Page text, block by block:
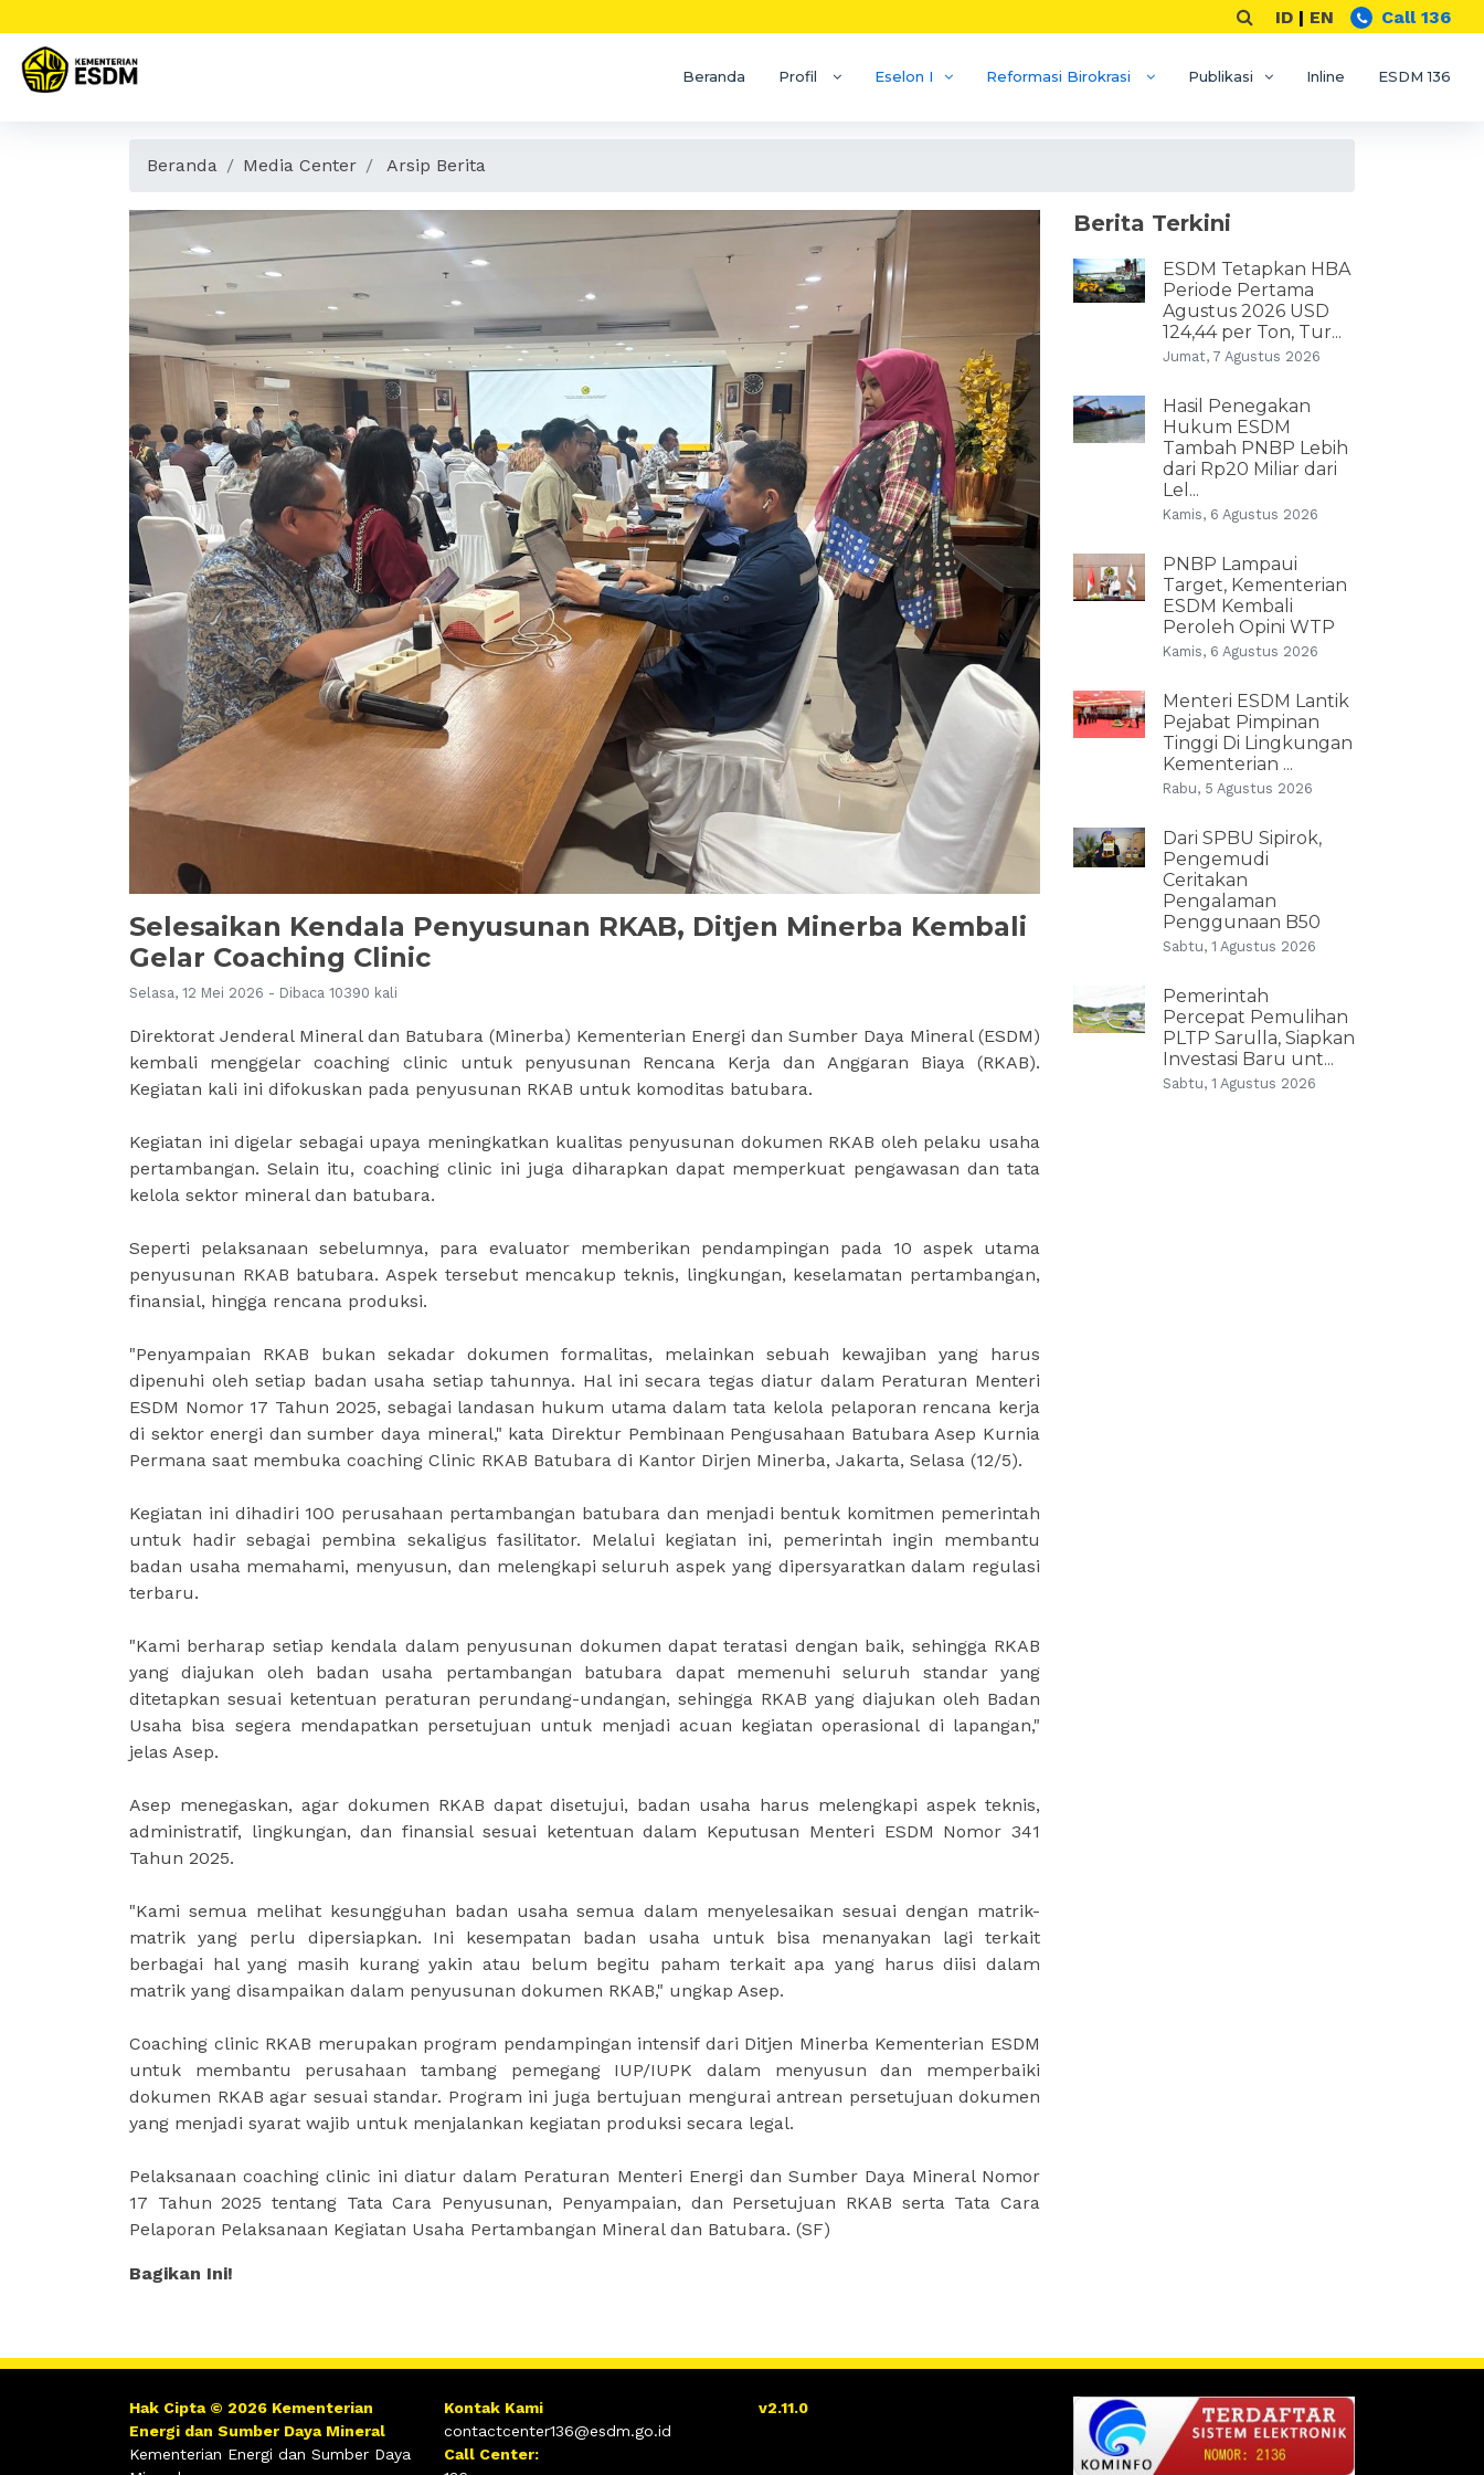
ID | EN Call 136
Beranda Profil Eselon I Reformasi Birokrasi Publikasi Inline ESDM 136
Beranda Media Center Arsip Berita
Selesaikan Kendala Penyusunan RKAB, Ditjen Minerba Kembali
Gelar Coaching Clinic
Selasa, 12 Mei 2026 - Dibaca 10390 kali
Direktorat Jenderal Mineral dan Batubara (Minerba) Kementerian Energi dan Sumber Daya Mineral (ESDM)
kembali menggelar coaching clinic untuk penyusunan Rencana Kerja dan Anggaran Biaya (RKAB).
Kegiatan kali ini difokuskan pada penyusunan RKAB untuk komoditas batubara.
Kegiatan ini digelar sebagai upaya meningkatkan kualitas penyusunan dokumen RKAB oleh pelaku usaha
pertambangan. Selain itu, coaching clinic ini juga diharapkan dapat memperkuat pengawasan dan tata
kelola sektor mineral dan batubara.
Seperti pelaksanaan sebelumnya, para evaluator memberikan pendampingan pada 10 aspek utama
penyusunan RKAB batubara. Aspek tersebut mencakup teknis, lingkungan, keselamatan pertambangan,
finansial, hingga rencana produksi.
"Penyampaian RKAB bukan sekadar dokumen formalitas, melainkan sebuah kewajiban yang harus
dipenuhi oleh setiap badan usaha setiap tahunnya. Hal ini secara tegas diatur dalam Peraturan Menteri
ESDM Nomor 17 Tahun 2025, sebagai landasan hukum utama dalam tata kelola pelaporan rencana kerja
di sektor energi dan sumber daya mineral," kata Direktur Pembinaan Pengusahaan Batubara Asep Kurnia
Permana saat membuka coaching Clinic RKAB Batubara di Kantor Dirjen Minerba, Jakarta, Selasa (12/5).
Kegiatan ini dihadiri 100 perusahaan pertambangan batubara dan menjadi bentuk komitmen pemerintah
untuk hadir sebagai pembina sekaligus fasilitator. Melalui kegiatan ini, pemerintah ingin membantu
badan usaha memahami, menyusun, dan melengkapi seluruh aspek yang dipersyaratkan dalam regulasi
terbaru.
"Kami berharap setiap kendala dalam penyusunan dokumen dapat teratasi dengan baik, sehingga RKAB
yang diajukan oleh badan usaha pertambangan batubara dapat memenuhi seluruh standar yang
ditetapkan sesuai ketentuan peraturan perundang-undangan, sehingga RKAB yang diajukan oleh Badan
Usaha bisa segera mendapatkan persetujuan untuk menjadi acuan kegiatan operasional di lapangan,"
jelas Asep.
Asep menegaskan, agar dokumen RKAB dapat disetujui, badan usaha harus melengkapi aspek teknis,
administratif, lingkungan, dan finansial sesuai ketentuan dalam Keputusan Menteri ESDM Nomor 341
Tahun 2025.
"Kami semua melihat kesungguhan badan usaha semua dalam menyelesaikan sesuai dengan matrik-
matrik yang perlu dipersiapkan. Ini kesempatan badan usaha untuk bisa menanyakan lagi terkait
berbagai hal yang masih kurang yakin atau belum begitu paham terkait apa yang harus diisi dalam
matrik yang disampaikan dalam penyusunan dokumen RKAB," ungkap Asep.
Coaching clinic RKAB merupakan program pendampingan intensif dari Ditjen Minerba Kementerian ESDM
untuk membantu perusahaan tambang pemegang IUP/IUPK dalam menyusun dan memperbaiki
dokumen RKAB agar sesuai standar. Program ini juga bertujuan mengurai antrean persetujuan dokumen
yang menjadi syarat wajib untuk menjalankan kegiatan produksi secara legal.
Pelaksanaan coaching clinic ini diatur dalam Peraturan Menteri Energi dan Sumber Daya Mineral Nomor
17 Tahun 2025 tentang Tata Cara Penyusunan, Penyampaian, dan Persetujuan RKAB serta Tata Cara
Pelaporan Pelaksanaan Kegiatan Usaha Pertambangan Mineral dan Batubara. (SF)
Bagikan Ini!
Berita Terkini
ESDM Tetapkan HBA
Periode Pertama
Agustus 2026 USD
124,44 per Ton, Tur...
Jumat, 7 Agustus 2026
Hasil Penegakan
Hukum ESDM
Tambah PNBP Lebih
dari Rp20 Miliar dari
Lel...
Kamis, 6 Agustus 2026
PNBP Lampaui
Target, Kementerian
ESDM Kembali
Peroleh Opini WTP
Kamis, 6 Agustus 2026
Menteri ESDM Lantik
Pejabat Pimpinan
Tinggi Di Lingkungan
Kementerian ...
Rabu, 5 Agustus 2026
Dari SPBU Sipirok,
Pengemudi
Ceritakan
Pengalaman
Penggunaan B50
Sabtu, 1 Agustus 2026
Pemerintah
Percepat Pemulihan
PLTP Sarulla, Siapkan
Investasi Baru unt...
Sabtu, 1 Agustus 2026
Hak Cipta © 2026 Kementerian
Energi dan Sumber Daya Mineral
Kementerian Energi dan Sumber Daya
Kontak Kami
contactcenter136@esdm.go.id
Call Center:
v2.11.0